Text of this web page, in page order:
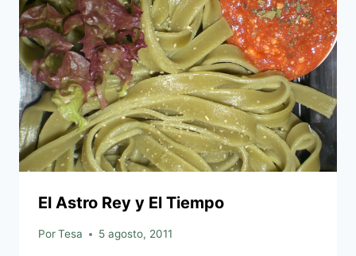
El Astro Rey y El Tiempo
PorTesa 5 agosto, 2011